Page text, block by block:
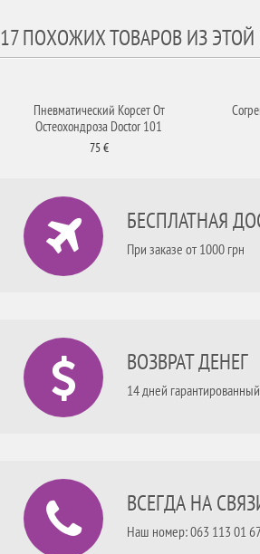
17 ПОХОЖИХ ТОВАРОВ ИЗ ЭТОЙ
Пневматический Корсет От
Остеохондроза Doctor 101
75 €
БЕСПЛАТНАЯ
При заказе от 1000 грн
ВОЗВРАТ ДЕНЕГ
14 дней
ВСЕГДА НА
Наш номер: 063 113 01